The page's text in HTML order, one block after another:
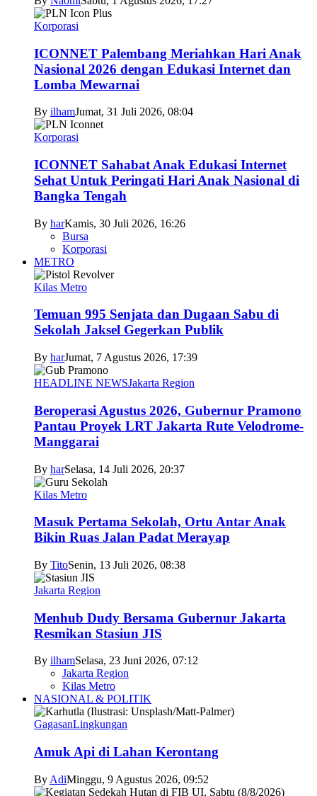
Korporasi
ICONNET Palembang Meriahkan Hari Anak
Nasional 2026 dengan Edukasi Internet dan
Lomba Mewarnai
By ilhamJumat, 31 Juli 2026, 08:04
Korporasi
ICONNET Sahabat Anak Edukasi Internet
Sehat Untuk Peringati Hari Anak Nasional di
Bangka Tengah
By harKamis, 30 Juli 2026, 16:26
Bursa
Korporasi
METRO
Kilas Metro
Temuan 995 Senjata dan Dugaan Sabu di
Sekolah Jaksel Gegerkan Publik
By harJumat, 7 Agustus 2026, 17:39
HEADLINE NEWSJakarta Region
Beroperasi Agustus 2026, Gubernur Pramono
Pantau Proyek LRT Jakarta Rute Velodrome-
Manggarai
By harSelasa, 14 Juli 2026, 20:37
Kilas Metro
Masuk Pertama Sekolah, Ortu Antar Anak
Bikin Ruas Jalan Padat Merayap
By TitoSenin, 13 Juli 2026, 08:38
Jakarta Region
Menhub Dudy Bersama Gubernur Jakarta
Resmikan Stasiun JIS
By ilhamSelasa, 23 Juni 2026, 07:12
Jakarta Region
Kilas Metro
NASIONAL & POLITIK
GagasanLingkungan
Amuk Api di Lahan Kerontang
By AdiMinggu, 9 Agustus 2026, 09:52